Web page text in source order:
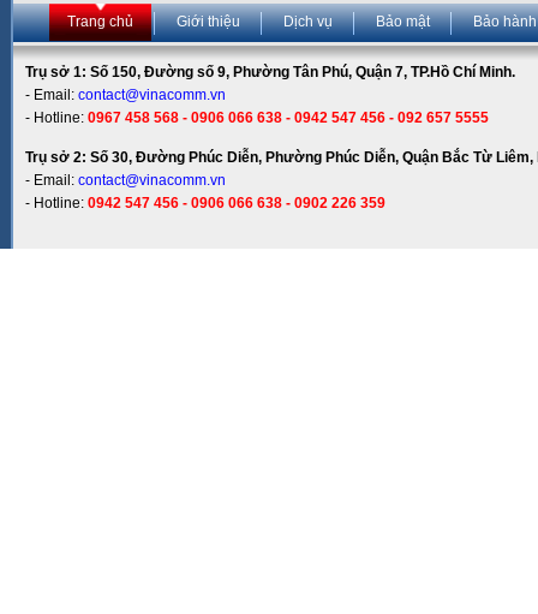
Trang chủ Giới thiệu Dịch vụ Bảo mật Bảo hành
Trụ sở 1: Số 150, Đường số 9, Phường Tân Phú, Quận 7, TP.Hồ Chí Minh.
- Email: contact@vinacomm.vn
- Hotline: 0967 458 568 - 0906 066 638 - 0942 547 456 - 092 657 5555
Trụ sở 2: Số 30, Đường Phúc Diễn, Phường Phúc Diễn, Quận Bắc Từ Liêm,
- Email: contact@vinacomm.vn
- Hotline: 0942 547 456 - 0906 066 638 - 0902 226 359